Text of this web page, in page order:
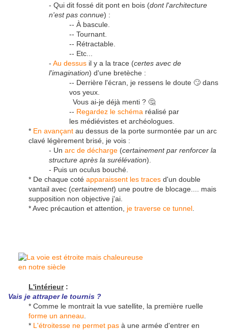
- Qui dit fossé dit pont en bois (dont l'architecture
n'est pas connue) :
-- À bascule.
-- Tournant.
-- Rétractable.
-- Etc...
- Au dessus il y a la trace (certes avec de
l'imagination) d'une bretèche :
-- Derrière l'écran, je ressens le doute 🙄 dans
vos yeux.
Vous ai-je déjà menti ? 🤔
-- Regardez le schéma réalisé par
les médiévistes et archéologues.
* En avançant au dessus de la porte surmontée par un arc
clavé légèrement brisé, je vois :
- Un arc de décharge (certainement par renforcer la
structure après la surélévation).
- Puis un oculus bouché.
* De chaque coté apparaissent les traces d'un double
vantail avec (certainement) une poutre de blocage.... mais
supposition non objective j'ai.
* Avec précaution et attention, je traverse ce tunnel
L'intérieur:
Vais je attraper le tournis ?
* Comme le montrait la vue satellite, la première ruelle
forme un anneau
* L'étroitesse ne permet pas à une armée d'entrer en